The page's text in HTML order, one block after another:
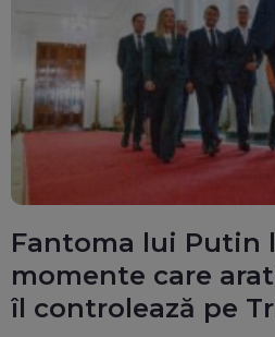
Fantoma lui Putin
momente care
îl controlează pe